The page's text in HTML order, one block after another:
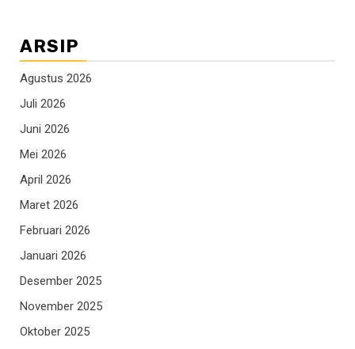
ARSIP
Agustus 2026
Juli 2026
Juni 2026
Mei 2026
April 2026
Maret 2026
Februari 2026
Januari 2026
Desember 2025
November 2025
Oktober 2025